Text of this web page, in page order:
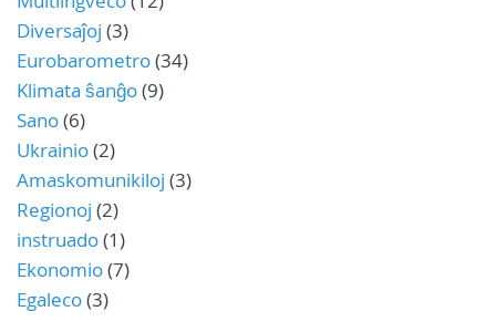
Diversaĵoj (3)
Eurobarometro(34)
Klimata ŝanĝo(9)
Sano(6)
Ukrainio(2)
Amaskomunikiloj (3)
Regionoj (2)
instruado(1)
Ekonomio(7)
Egaleco(3)